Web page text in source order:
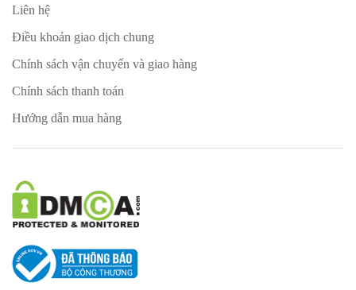
Liên hệ
Điều khoản giao dịch chung
Chính sách vận chuyển và giao hàng
Chính sách thanh toán
Hướng dẫn mua hàng